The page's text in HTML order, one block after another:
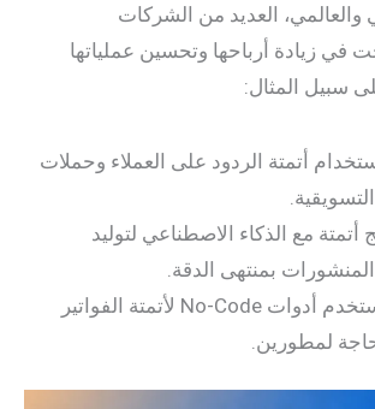
العديد من الشركات
أرباحها وتحسين عملياتها
المثال:
الردود على العملاء وحملات
الذكاء الاصطناعي لتوليد
بمنتهى الدقة.
تستخدم أدوات No-Code لأتمتة الفواتير